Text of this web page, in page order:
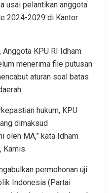
usai pelantikan anggota
2024-2029 di Kantor
KPU RI Idham
menerima file putusan
aturan soal batas
hukum, KPU
dimaksud
oleh MA,” kata Idham
Kamis.
permohonan uji
Indonesia (Partai